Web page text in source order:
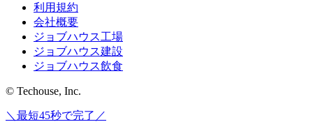
利用規約
会社概要
ジョブハウス工場
ジョブハウス建設
ジョブハウス飲食
© Techouse, Inc.
＼最短45秒で完了／